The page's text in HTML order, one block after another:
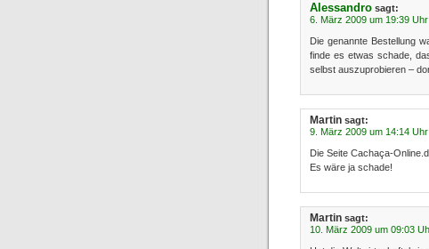
Alessandro sagt:
6. März 2009 um 19:39 Uhr
Die genannte Bestellung
finde es etwas schade,
selbst auszuprobieren –
Martin sagt:
9. März 2009 um 14:14 Uhr
Die Seite Cachaça-
Es wäre ja schade!
Martin sagt:
10. März 2009 um 09:03